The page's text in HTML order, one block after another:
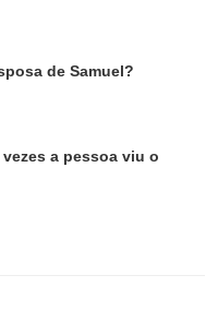
de Samuel?
a pessoa viu o